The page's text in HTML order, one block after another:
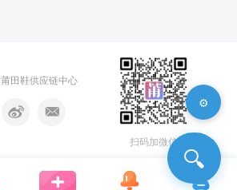
莆田鞋供应链中心
扫码加微信
🔍
⚙️